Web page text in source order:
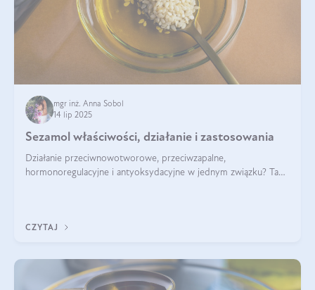
mgr inż. Anna Sobol
14 lip 2025
Sezamol właściwości, działanie i zastosowania
Działanie przeciwnowotworowe, przeciwzapalne,
hormonoregulacyjne i antyoksydacyjne w jednym związku? Tak
CZYTAJ